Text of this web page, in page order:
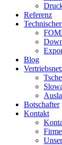
Referenz
Blog
Botschafter
Kontakt